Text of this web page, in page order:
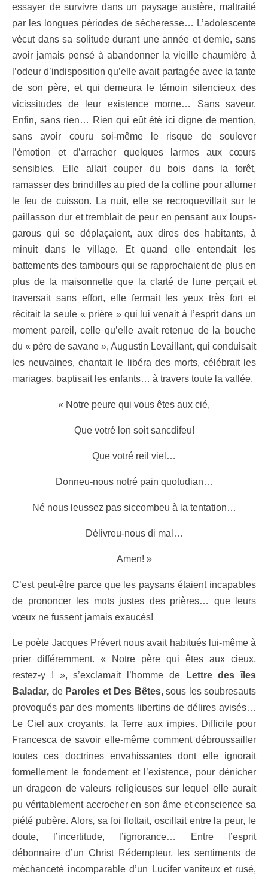
essayer de survivre dans un paysage austère, maltraité
par les longues périodes de sécheresse… L’adolescente
vécut dans sa solitude durant une année et demie, sans
avoir jamais pensé à abandonner la vieille chaumière à
l’odeur d’indisposition qu’elle avait partagée avec la tante
de son père, et qui demeura le témoin silencieux des
vicissitudes de leur existence morne… Sans saveur.
Enfin, sans rien… Rien qui eût été ici digne de mention,
sans avoir couru soi-même le risque de soulever
l’émotion et d’arracher quelques larmes aux cœurs
sensibles. Elle allait couper du bois dans la forêt,
ramasser des brindilles au pied de la colline pour allumer
le feu de cuisson. La nuit, elle se recroquevillait sur le
paillasson dur et tremblait de peur en pensant aux loups-
garous qui se déplaçaient, aux dires des habitants, à
minuit dans le village. Et quand elle entendait les
battements des tambours qui se rapprochaient de plus en
plus de la maisonnette que la clarté de lune perçait et
traversait sans effort, elle fermait les yeux très fort et
récitait la seule « prière » qui lui venait à l’esprit dans un
moment pareil, celle qu’elle avait retenue de la bouche
du « père de savane », Augustin Levaillant, qui conduisait
les neuvaines, chantait le libéra des morts, célébrait les
mariages, baptisait les enfants… à travers toute la vallée.
« Notre peure qui vous êtes aux cié,
Que votré lon soit sancdifeu!
Que votré reil viel…
Donneu-nous notré pain quotudian…
Né nous leussez pas siccombeu à la tentation…
Délivreu-nous di mal…
Amen! »
C’est peut-être parce que les paysans étaient incapables
de prononcer les mots justes des prières… que leurs
vœux ne fussent jamais exaucés!
Le poète Jacques Prévert nous avait habitués lui-même à
prier différemment. « Notre père qui êtes aux cieux,
restez-y
! », s’exclamait l’homme de
Lettre des îles
Baladar, de Paroles et Des Bêtes,sous les soubresauts
provoqués par des moments libertins de délires avisés…
Le Ciel aux croyants, la Terre aux impies. Difficile pour
Francesca de savoir elle-même comment débroussailler
toutes ces doctrines envahissantes dont elle ignorait
formellement le fondement et l’existence, pour dénicher
un drageon de valeurs religieuses sur lequel elle aurait
pu véritablement accrocher en son âme et conscience sa
piété pubère. Alors,sa foi flottait, oscillait entre la peur, le
doute, l’incertitude, l’ignorance… Entre l’esprit
débonnaire d’un Christ Rédempteur, les sentiments de
méchanceté incomparable d’un Lucifer vaniteux et rusé,